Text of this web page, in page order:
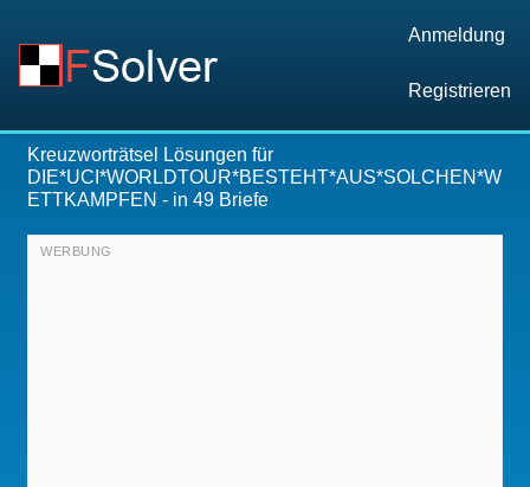
Anmeldung
Registrieren
Kreuzworträtsel Lösungen für
DIE*UCI*WORLDTOUR*BESTEHT*AUS*SOLCHEN*W
ETTKAMPFEN - in 49 Briefe